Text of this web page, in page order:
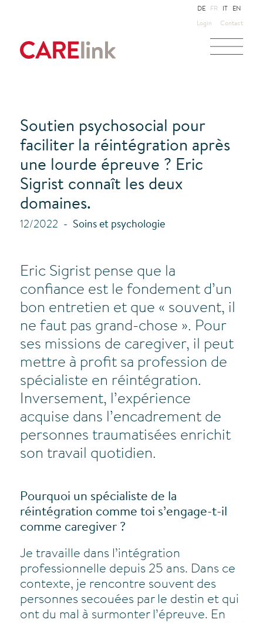
Login Contact
DE FR EN
Soutien psychosocial pour
faciliter la réintégration après
une lourde épreuve ? Eric
Sigrist connaît les deux
domaines.
12/2022 Soins et psychologie
Eric Sigrist pense que la
confiance est le fondement d’un
bon entretien et que « souvent, il
ne faut pas grand-chose ». Pour
ses missions de caregiver, il peut
mettre à profit sa profession de
spécialiste en réintégration.
Inversement, l’expérience
acquise dans l’encadrement de
personnes traumatisées enrichit
son travail quotidien.
Pourquoi un spécialiste de la
réintégration comme toi s’engage-t-il
comme caregiver ?
Je travaille dans l’intégration
professionnelle depuis 25 ans. Dans ce
contexte, je rencontre souvent des
personnes secouées par le destin et qui
ont du mal à surmonter l’épreuve. En